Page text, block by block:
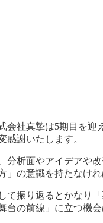
会社真摯は5期目を
感謝いたします。
分析面やアイデアや
」の意識を持たなけ
て振り返るとかなり
台の前線」に立つ機